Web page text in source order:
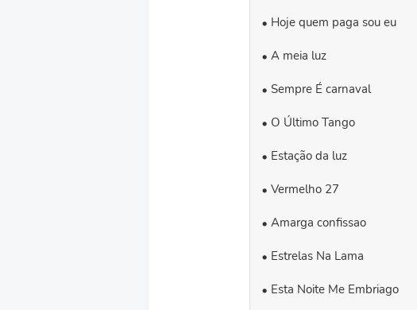
Hoje quem paga sou eu
A meia luz
Sempre É carnaval
O Último Tango
Estação da luz
Vermelho 27
Amarga confissao
Estrelas Na Lama
Esta Noite Me Embriago